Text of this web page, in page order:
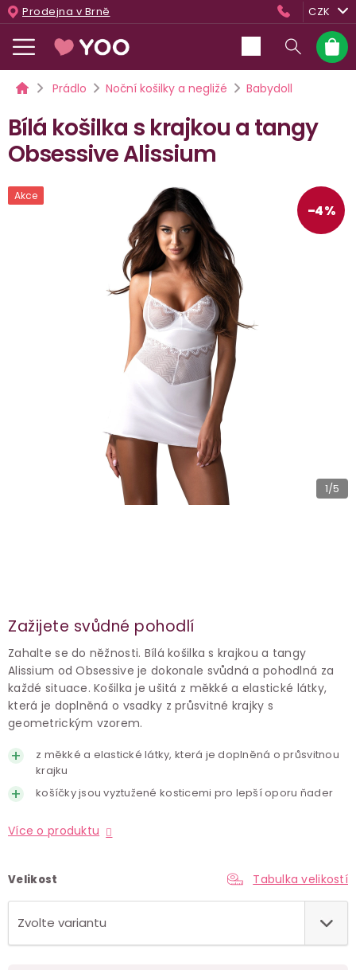
Přejít
na
obsah
Prodejna v Brně CZK
košík
DomůPrádlo Noční košilky a negližé Babydoll
Bílá košilka s krajkou a tangy
Obsessive Alissium
1/5
–4 %
Akce
Zažijete svůdné pohodlí
Zahalte se do něžnosti. Bílá košilka s krajkou a tangy
Alissium od Obsessive je dokonale svůdná a pohodlná za
každé situace. Košilka je ušitá z měkké a elastické látky,
která je doplněná o vsadky z průsvitné krajky s
geometrickým vzorem.
z měkké a elastické látky, která je doplněná o průsvitnou
krajku
košíčky jsou vyztužené kosticemi pro lepší oporu ňader
Více o produktu
Velikost Tabulka velikostí